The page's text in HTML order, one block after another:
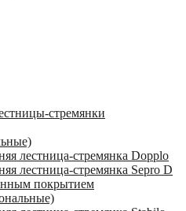
стремянки
лестница-стремянка Dopplo
лестница-стремянка Sepro D
покрытием